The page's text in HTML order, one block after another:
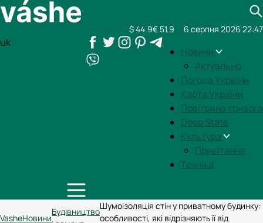
uk
Новини
Актуально
Погода України
Карта України
Повітряна тривога
Deep State
Культура
Привітання
Техніка
$ 44.9€ 51.9 6 серпня 2026 22:47
VasheНовини
Будівництво
Шумоізоляція стін у приватному будинку:
особливості, які відрізняють її від